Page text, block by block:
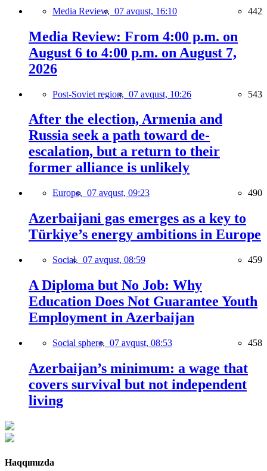
Media Review, 07 avqust, 16:10 442
Media Review: From 4:00 p.m. on
August 6 to 4:00 p.m. on August 7,
2026
Post-Soviet region, 07 avqust, 10:26 543
After the election, Armenia and
Russia seek a path toward de-
escalation, but a return to their
former alliance is unlikely
Europe, 07 avqust, 09:23 490
Azerbaijani gas emerges as a key to
Türkiye’s energy ambitions in Europe
Social, 07 avqust, 08:59 459
A Diploma but No Job: Why
Education Does Not Guarantee Youth
Employment in Azerbaijan
Social sphere, 07 avqust, 08:53 458
Azerbaijan’s minimum: a wage that
covers survival but not independent
living
Haqqımızda